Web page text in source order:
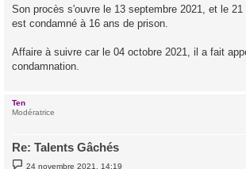
Son procès s'ouvre le 13 septembre 2021, et le 21
est condamné à 16 ans de prison.
Affaire à suivre car le 04 octobre 2021, il a fait
condamnation.
Ten
Modératrice
Re: Talents Gâchés
M
24 novembre 2021, 14:19